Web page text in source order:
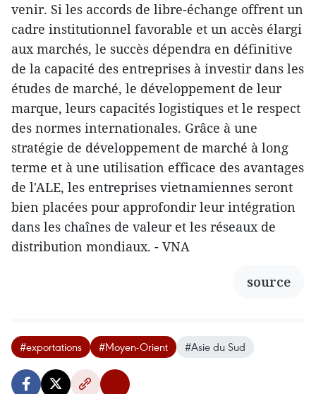
venir. Si les accords de libre-échange offrent un
cadre institutionnel favorable et un accès élargi
aux marchés, le succès dépendra en définitive
de la capacité des entreprises à investir dans les
études de marché, le développement de leur
marque, leurs capacités logistiques et le respect
des normes internationales. Grâce à une
stratégie de développement de marché à long
terme et à une utilisation efficace des avantages
de l'ALE, les entreprises vietnamiennes seront
bien placées pour approfondir leur intégration
dans les chaînes de valeur et les réseaux de
distribution mondiaux. - VNA
source
#exportations #Moyen-Orient #Asie du Sud